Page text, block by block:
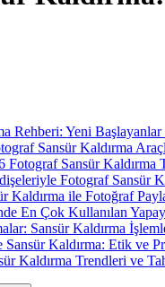
Rehberi: Yeni
Sansür Kaldırma
Fotograf Sansür
Fotograf Sansür
Kaldırma ile Fotoğraf
En Çok Kullanılan
Sansür Kaldırma
Kaldırma: Etik ve
Kaldırma Trendleri ve